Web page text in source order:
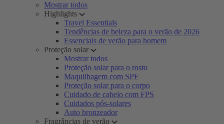
Mostrar todos
Highlights
Travel Essentials
Tendências de beleza para o verão de 2026
Essenciais de verão para homem
Proteção solar
Mostrar todos
Proteção solar para o rosto
Maquilhagem com SPF
Proteção solar para o corpo
Cuidado de cabelo com FPS
Cuidados pós-solares
Auto bronzeador
Fragrâncias de verão